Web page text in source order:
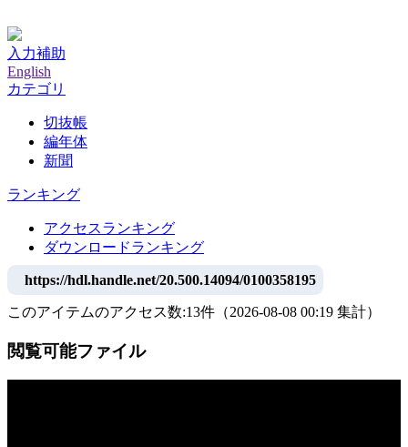
入力補助
English
カテゴリ
切抜帳
編年体
新聞
ランキング
アクセスランキング
ダウンロードランキング
https://hdl.handle.net/20.500.14094/0100358195
このアイテムのアクセス数:13件 （2026-08-08 00:19 集計）
閲覧可能ファイル